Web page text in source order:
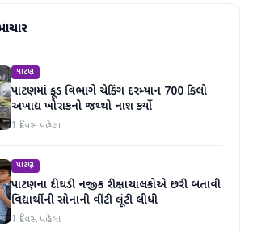
પાટણ
પાટણમાં ફૂડ વિભાગે ચેકિંગ દરમ્યાન 700 કિલો
અખાદ્ય ખોરાકનો જથ્થો નાશ કર્યો
1 દિવસ પહેલા
પાટણ
પાટણના દીઘડી નજીક રીક્ષાચાલકોએ છરી બતાવી
વિદ્યાર્થીની સોનાની વીંટી લૂંટી લીધી
1 દિવસ પહેલા